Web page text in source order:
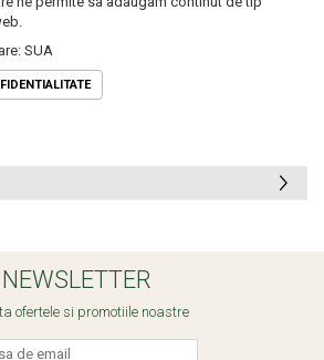
SUA
NEWSLETTER
ofertele si promotiile noastre